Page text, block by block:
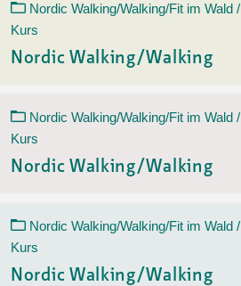
Nordic Walking/Walking/Fit im Wald /
Kurs
Nordic Walking/Walking
Nordic Walking/Walking/Fit im Wald /
Kurs
Nordic Walking/Walking
Nordic Walking/Walking/Fit im Wald /
Kurs
Nordic Walking/Walking